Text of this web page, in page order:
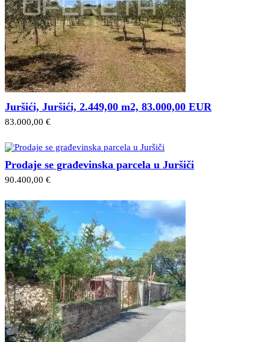
Juršići, Juršići, 2.449,00 m2, 83.000,00 EUR
83.000,00 €
Prodaje se građevinska parcela u Juršiči
90.400,00 €